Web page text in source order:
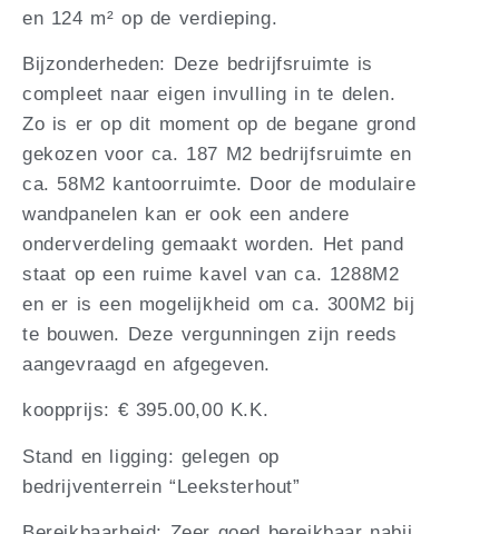
en 124 m² op de verdieping.
Bijzonderheden: Deze bedrijfsruimte is
compleet naar eigen invulling in te delen.
Zo is er op dit moment op de begane grond
gekozen voor ca. 187 M2 bedrijfsruimte en
ca. 58M2 kantoorruimte. Door de modulaire
wandpanelen kan er ook een andere
onderverdeling gemaakt worden. Het pand
staat op een ruime kavel van ca. 1288M2
en er is een mogelijkheid om ca. 300M2 bij
te bouwen. Deze vergunningen zijn reeds
aangevraagd en afgegeven.
koopprijs: € 395.00,00 K.K.
Stand en ligging: gelegen op
bedrijventerrein “Leeksterhout”